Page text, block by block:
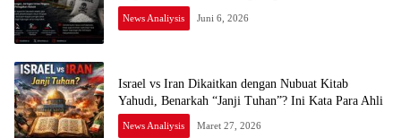
News Analiysis Juni 6, 2026
Israel vs Iran Dikaitkan dengan Nubuat Kitab
Yahudi, Benarkah “Janji Tuhan”? Ini Kata Para Ahli
News Analiysis Maret 27, 2026